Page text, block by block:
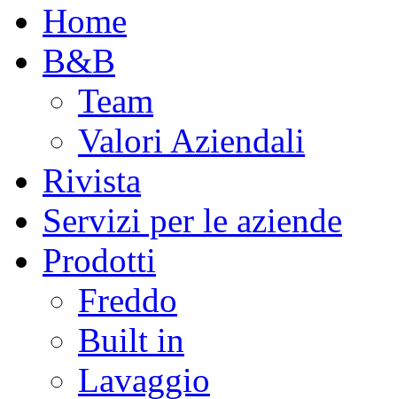
Home
B&B
Team
Valori Aziendali
Rivista
Servizi per le aziende
Prodotti
Freddo
Built in
Lavaggio